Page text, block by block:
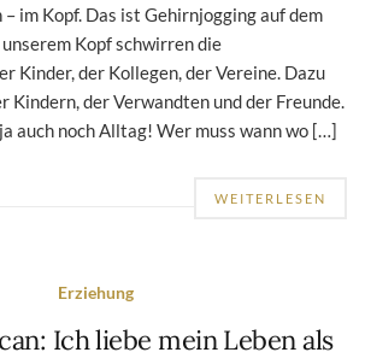
im Kopf. Das ist Gehirnjogging auf dem
Kopf schwirren die
Kinder, der Kollegen, der Vereine. Dazu
Kindern, der Verwandten und der Freunde.
auch noch Alltag! Wer muss wann wo […]
WEITERLESEN
Erziehung
Ich liebe mein Leben als